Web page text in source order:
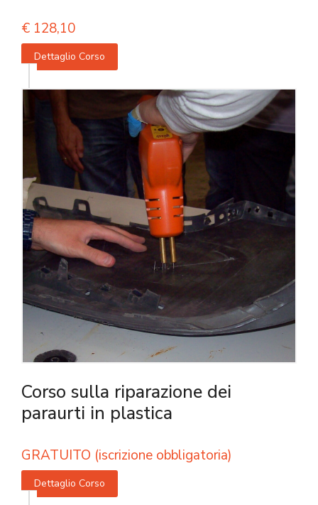
€ 128,10
Dettaglio Corso
Corso sulla riparazione dei
paraurti in plastica
GRATUITO (iscrizione obbligatoria)
Dettaglio Corso